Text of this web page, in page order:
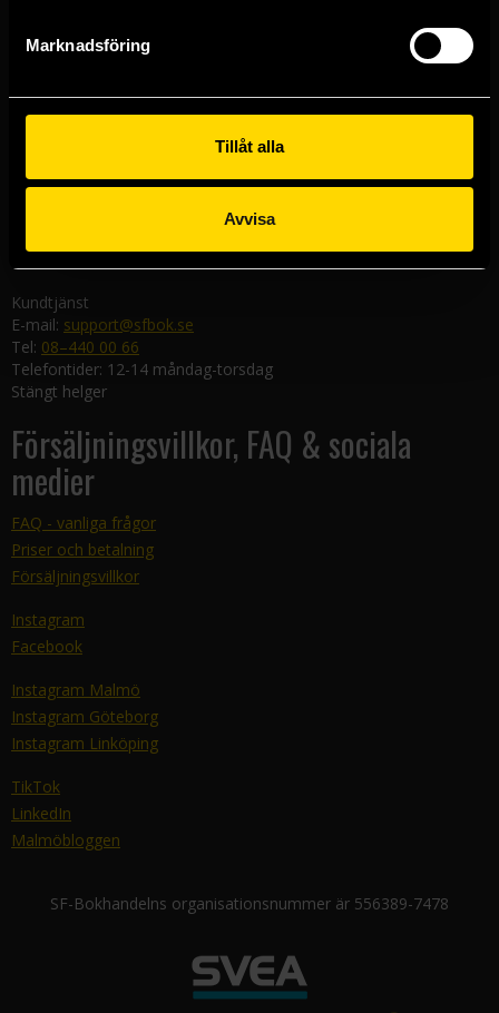
Marknadsföring
Tillåt alla
Avvisa
Göteborgsbutiken
Kungsgatan 19
Malmöbutiken
582 19 Linköping
Kundtjänst
E-mail: support@sfbok.se
Tel: 08–440 00 66
Telefontider: 12-14 måndag-torsdag
Stängt helger
Försäljningsvillkor, FAQ & sociala
medier
FAQ - vanliga frågor
Priser och betalning
Försäljningsvillkor
Instagram
Facebook
Instagram Malmö
Instagram Göteborg
Instagram Linköping
TikTok
LinkedIn
Malmöbloggen
SF-Bokhandelns organisationsnummer är 556389-7478